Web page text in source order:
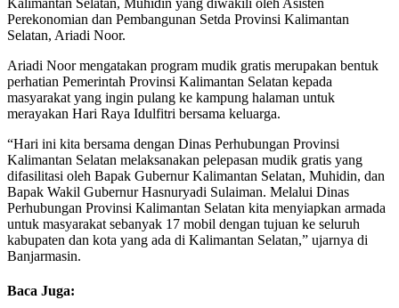
Kalimantan Selatan, Muhidin yang diwakili oleh Asisten
Perekonomian dan Pembangunan Setda Provinsi Kalimantan
Selatan, Ariadi Noor.
Ariadi Noor mengatakan program mudik gratis merupakan bentuk
perhatian Pemerintah Provinsi Kalimantan Selatan kepada
masyarakat yang ingin pulang ke kampung halaman untuk
merayakan Hari Raya Idulfitri bersama keluarga.
“Hari ini kita bersama dengan Dinas Perhubungan Provinsi
Kalimantan Selatan melaksanakan pelepasan mudik gratis yang
difasilitasi oleh Bapak Gubernur Kalimantan Selatan, Muhidin, dan
Bapak Wakil Gubernur Hasnuryadi Sulaiman. Melalui Dinas
Perhubungan Provinsi Kalimantan Selatan kita menyiapkan armada
untuk masyarakat sebanyak 17 mobil dengan tujuan ke seluruh
kabupaten dan kota yang ada di Kalimantan Selatan,” ujarnya di
Banjarmasin.
Baca Juga: